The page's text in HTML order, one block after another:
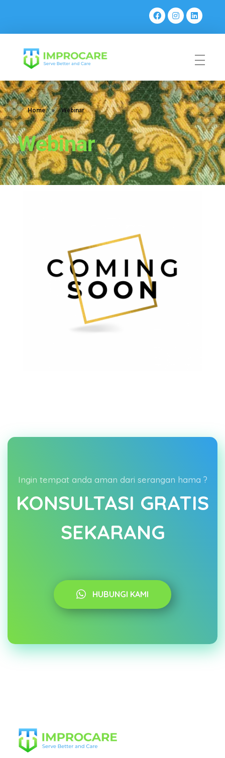
Home » Webinar
Webinar
Ingin tempat anda aman dari serangan hama ?
KONSULTASI GRATIS
SEKARANG
HUBUNGI KAMI